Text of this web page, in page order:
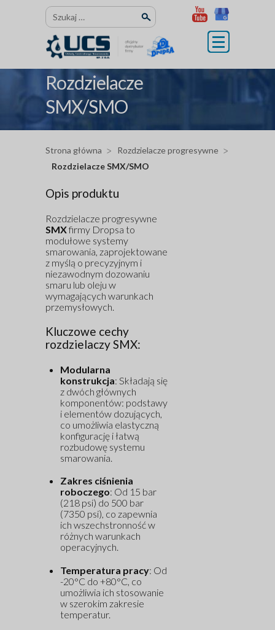
Szukaj:
Rozdzielacze
SMX/SMO
Strona główna
Rozdzielacze progresywne
Rozdzielacze SMX/SMO
Opis produktu
Rozdzielacze progresywne
SMXfirmy Dropsa to
modułowe systemy
smarowania, zaprojektowane
z myślą o precyzyjnym i
niezawodnym dozowaniu
smaru lub oleju w
wymagających warunkach
przemysłowych.
Kluczowe cechy
rozdzielaczy SMX:
Modularna
konstrukcja: Składają się
z dwóch głównych
komponentów: podstawy
i elementów dozujących,
co umożliwia elastyczną
konfigurację i łatwą
rozbudowę systemu
smarowania.
Zakres ciśnienia
roboczego: Od 15 bar
(218 psi) do 500 bar
(7350 psi), co zapewnia
ich wszechstronność w
różnych warunkach
operacyjnych.
Temperatura pracy: Od
-20°C do +80°C, co
umożliwia ich stosowanie
w szerokim zakresie
temperatur.